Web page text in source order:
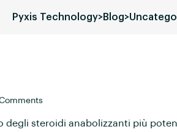
Blog
Pyxis Technology>Blog>
degli steroidi anabolizzanti più